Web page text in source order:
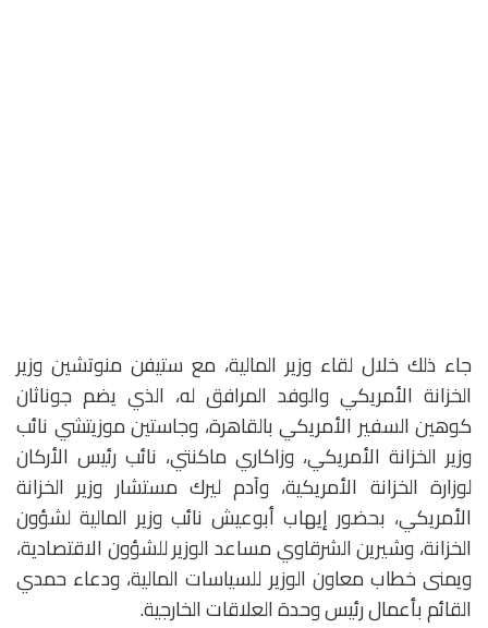
جاء ذلك خلال لقاء وزير المالية، مع ستيفن منوتشين وزير
الخزانة الأمريكي والوفد المرافق له، الذي يضم جوناثان
كوهين السفير الأمريكي بالقاهرة، وجاستين موزيتشي نائب
وزير الخزانة الأمريكي، وزاكاري ماكنتي، نائب رئيس الأركان
لوزارة الخزانة الأمريكية، وآدم ليرك مستشار وزير الخزانة
الأمريكي، بحضور إيهاب أبوعيش نائب وزير المالية لشؤون
الخزانة، وشيرين الشرقاوي مساعد الوزير للشؤون الاقتصادية،
ويمنى خطاب معاون الوزير للسياسات المالية، ودعاء حمدي
القائم بأعمال رئيس وحدة العلاقات الخارجية.